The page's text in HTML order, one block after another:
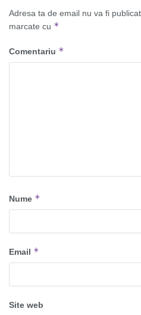
Adresa ta de email nu va fi
marcate cu *
Comentariu *
Nume *
Email *
Site web